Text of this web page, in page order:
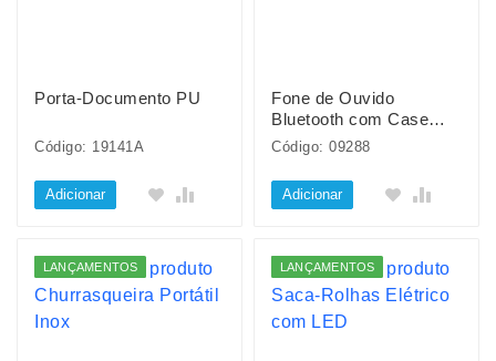
Porta-Documento PU
Código: 19141A
Adicionar
Fone de Ouvido
Bluetooth com Case
Carregador
Código: 09288
Adicionar
LANÇAMENTOS LANÇAMENTOS